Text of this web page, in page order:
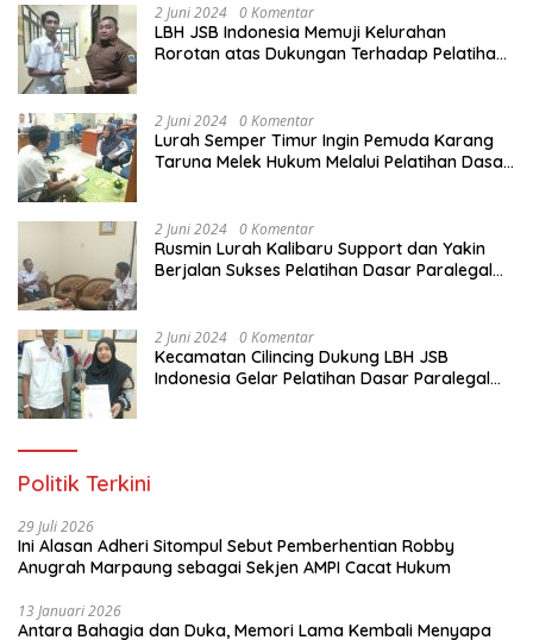
2 Juni 2024 0 Komentar
LBH JSB Indonesia Memuji Kelurahan
Rorotan atas Dukungan Terhadap Pelatihan
2 Juni 2024 0 Komentar
Lurah Semper Timur Ingin Pemuda Karang
Taruna Melek Hukum Melalui Pelatihan Dasar
2 Juni 2024 0 Komentar
Rusmin Lurah Kalibaru Support dan Yakin
Berjalan Sukses Pelatihan Dasar Paralegal
2 Juni 2024 0 Komentar
Kecamatan Cilincing Dukung LBH JSB
Indonesia Gelar Pelatihan Dasar Paralegal
Politik Terkini
29 Juli 2026
Ini Alasan Adheri Sitompul Sebut Pemberhentian Robby
Anugrah Marpaung sebagai Sekjen AMPI Cacat Hukum
13 Januari 2026
Antara Bahagia dan Duka, Memori Lama Kembali Menyapa